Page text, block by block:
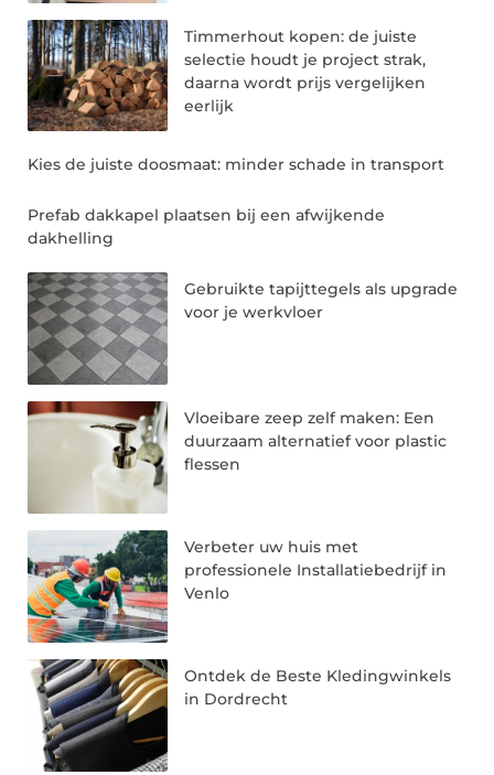
Timmerhout kopen: de juiste
selectie houdt je project strak,
daarna wordt prijs vergelijken
eerlijk
Kies de juiste doosmaat: minder schade in transport
Prefab dakkapel plaatsen bij een afwijkende
dakhelling
Gebruikte tapijttegels als upgrade
voor je werkvloer
Vloeibare zeep zelf maken: Een
duurzaam alternatief voor plastic
flessen
Verbeter uw huis met
professionele Installatiebedrijf in
Venlo
Ontdek de Beste Kledingwinkels
in Dordrecht